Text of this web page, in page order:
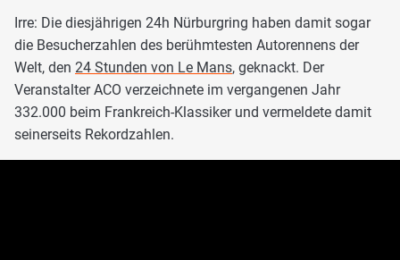
Irre: Die diesjährigen 24h Nürburgring haben damit sogar
die Besucherzahlen des berühmtesten Autorennens der
Welt, den 24 Stunden von Le Mans, geknackt. Der
Veranstalter ACO verzeichnete im vergangenen Jahr
332.000 beim Frankreich-Klassiker und vermeldete damit
seinerseits Rekordzahlen.